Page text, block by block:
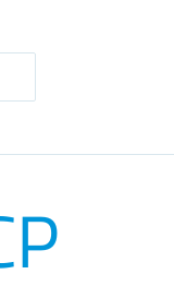
results are